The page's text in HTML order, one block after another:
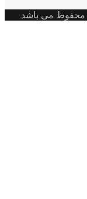
محفوظ می باشد.